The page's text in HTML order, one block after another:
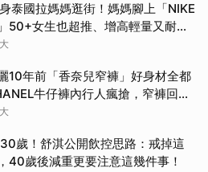
泰國拉媽媽逛街！媽媽腳上「NIKE
50+女生也超推、增高輕量又耐
10年前「香奈兒窄褲」好身材全都
牛仔褲內行人瘋搶，窄褲回歸
條
歲！舒淇公開飲控思路：戒掉這
40歲後減重更要注意這幾件事！